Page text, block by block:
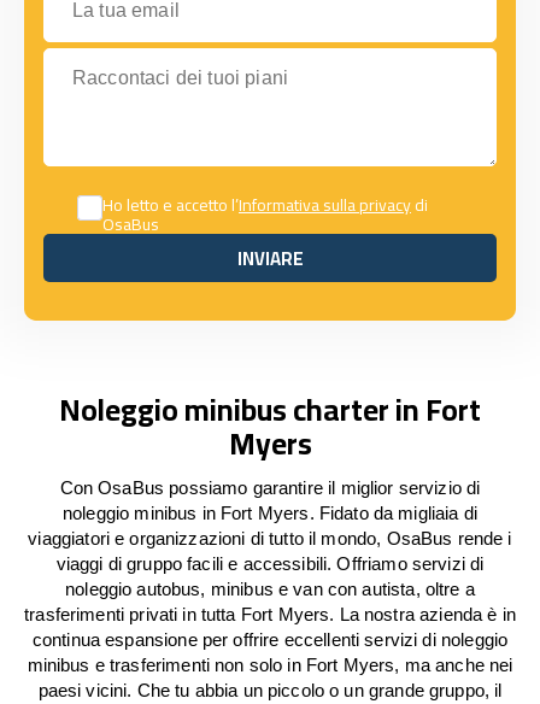
Raccontaci dei tuoi piani
Ho letto e accetto l’Informativa sulla privacydi
OsaBus
INVIARE
INVIARE
Noleggio minibus charter in Fort
Myers
Con OsaBus possiamo garantire il miglior servizio di
noleggio minibus in Fort Myers. Fidato da migliaia di
viaggiatori e organizzazioni di tutto il mondo, OsaBus rende i
viaggi di gruppo facili e accessibili. Offriamo servizi di
noleggio autobus, minibus e van con autista, oltre a
trasferimenti privati in tutta Fort Myers. La nostra azienda è in
continua espansione per offrire eccellenti servizi di noleggio
minibus e trasferimenti non solo in Fort Myers, ma anche nei
paesi vicini. Che tu abbia un piccolo o un grande gruppo, il